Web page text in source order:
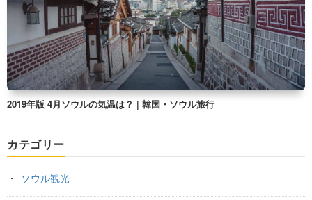
2019年版 4月ソウルの気温は？ | 韓国・ソウル旅行
カテゴリー
ソウル観光